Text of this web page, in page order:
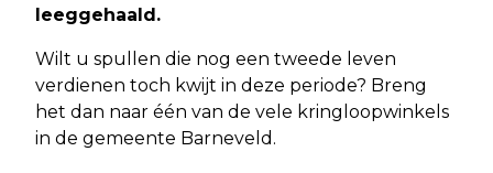
leeggehaald.
Wilt u spullen die nog een tweede leven
verdienen toch kwijt in deze periode? Breng
het dan naar één van de vele kringloopwinkels
in de gemeente Barneveld.